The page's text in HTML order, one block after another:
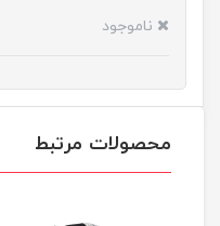
ناموجود
محصولات مرتبط